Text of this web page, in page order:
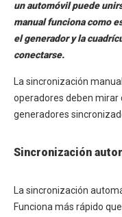
un automóvil puede
manual funciona como
el generador y la
conectarse.
La sincronización
operadores deben mirar
generadores
Sincronización
La sincronización
Funciona más rápido